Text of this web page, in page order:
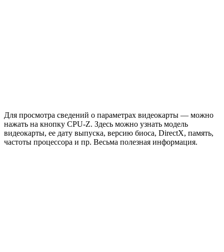
Для просмотра сведений о параметрах видеокарты — можно
нажать на кнопку CPU-Z. Здесь можно узнать модель
видеокарты, ее дату выпуска, версию биоса, DirectX, память,
частоты процессора и пр. Весьма полезная информация.